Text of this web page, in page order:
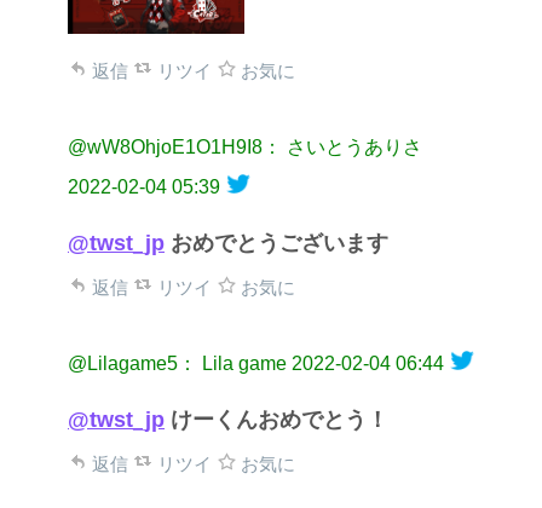
返信 リツイ お気に
@wW8OhjoE1O1H9I8： さいとうありさ
2022-02-04 05:39
@twst_jp おめでとうございます
返信 リツイ お気に
@Lilagame5： Lila game 2022-02-04 06:44
@twst_jp けーくんおめでとう！
返信 リツイ お気に